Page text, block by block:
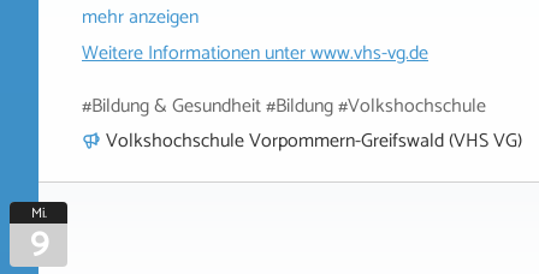
mehr anzeigen
Weitere Informationen unterwww.vhs-vg.de
#Bildung & Gesundheit #Bildung #Volkshochschule
Volkshochschule Vorpommern-Greifswald (VHS VG)
Mi.
9